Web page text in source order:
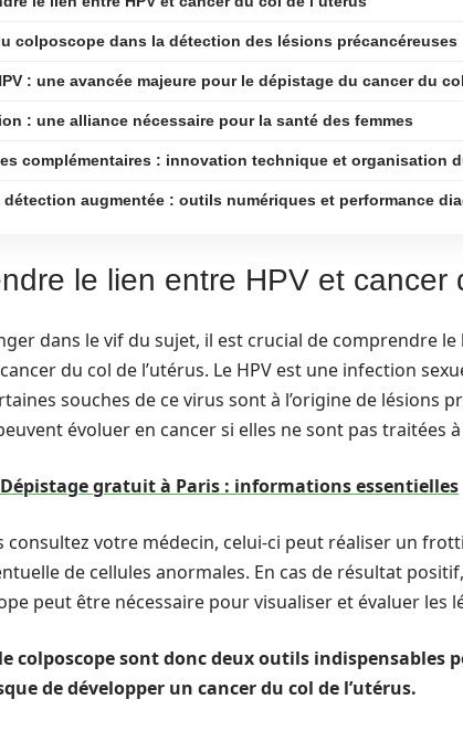
colposcope dans la détection des lésions précancéreuses
: une avancée majeure pour le dépistage du cancer du
: une alliance nécessaire pour la santé des femmes
complémentaires : innovation technique et organisation
détection augmentée : outils numériques et performance
le lien entre HPV et cancer
dans le vif du sujet, il est crucial de comprendre
du col de l’utérus. Le HPV est une infection
souches de ce virus sont à l’origine de lésions
évoluer en cancer si elles ne sont pas traitées
Dépistage gratuit à Paris : informations essentielles
consultez votre médecin, celui-ci peut réaliser un
de cellules anormales. En cas de résultat
peut être nécessaire pour visualiser et évaluer les
colposcope sont donc deux outils indispensables
de développer un cancer du col de l’utérus.